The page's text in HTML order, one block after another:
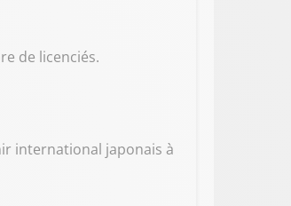
de licenciés.
international japonais à